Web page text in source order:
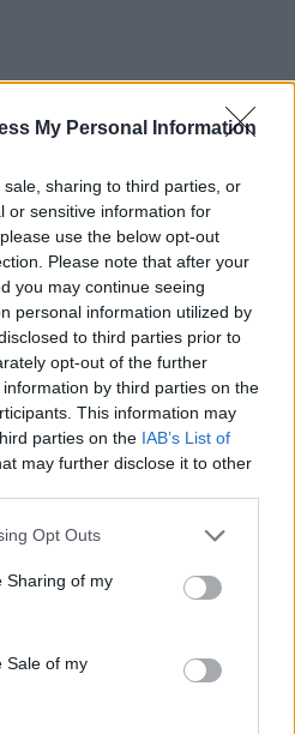
My Personal Information
sharing to third parties, or
or sensitive information for
use the below opt-out
Please note that after your
you may continue seeing
personal information utilized by
to third parties prior to
opt-out of the further
by third parties on the
This information may
parties on the IAB’s List of
may further disclose it to other
Opt Outs
Sharing of my
Sale of my